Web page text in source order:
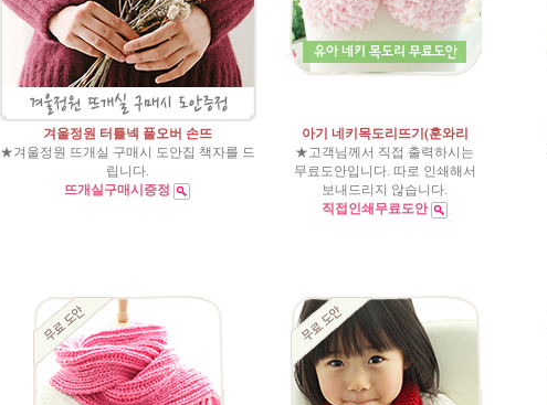
겨울정원 터틀넥 풀오버 손뜨
★겨울정원 뜨개실 구매시 도안집 책자를 드
립니다.
뜨개실구매시증정
아기 네키목도리뜨기(훈와리
★고객님께서 직접 출력하시는
무료도안입니다. 따로 인쇄해서
보내드리지 않습니다.
직접인쇄무료도안